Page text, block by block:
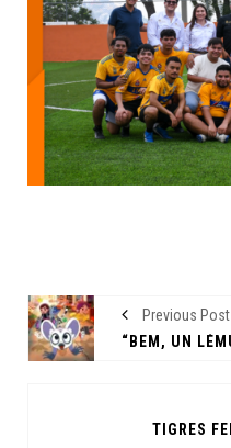
Previous Post